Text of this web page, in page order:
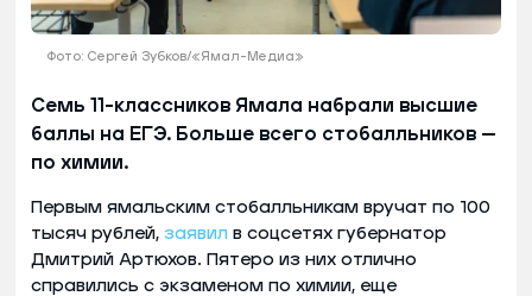
Фото: Сергей Зубков/«Ямал-Медиа»
Семь 11-классников Ямала набрали высшие
баллы на ЕГЭ. Больше всего стобалльников —
по химии.
Первым ямальским стобалльникам вручат по 100
тысяч рублей, заявил в соцсетях губернатор
Дмитрий Артюхов. Пятеро из них отлично
справились с экзаменом по химии, еще